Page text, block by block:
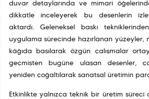
duvar detaylarında ve mimari
dikkatle inceleyerek bu desenlerin
aktardı. Geleneksel baskı
uygulama sürecinde hazırlanan yüzeyler,
kâğıda basılarak özgün çalışmalar
geçmişten bugüne ulaşan desenler,
yeniden çoğaltılarak sanatsal üretimin
Etkinlikte yalnızca teknik bir üretim süreci